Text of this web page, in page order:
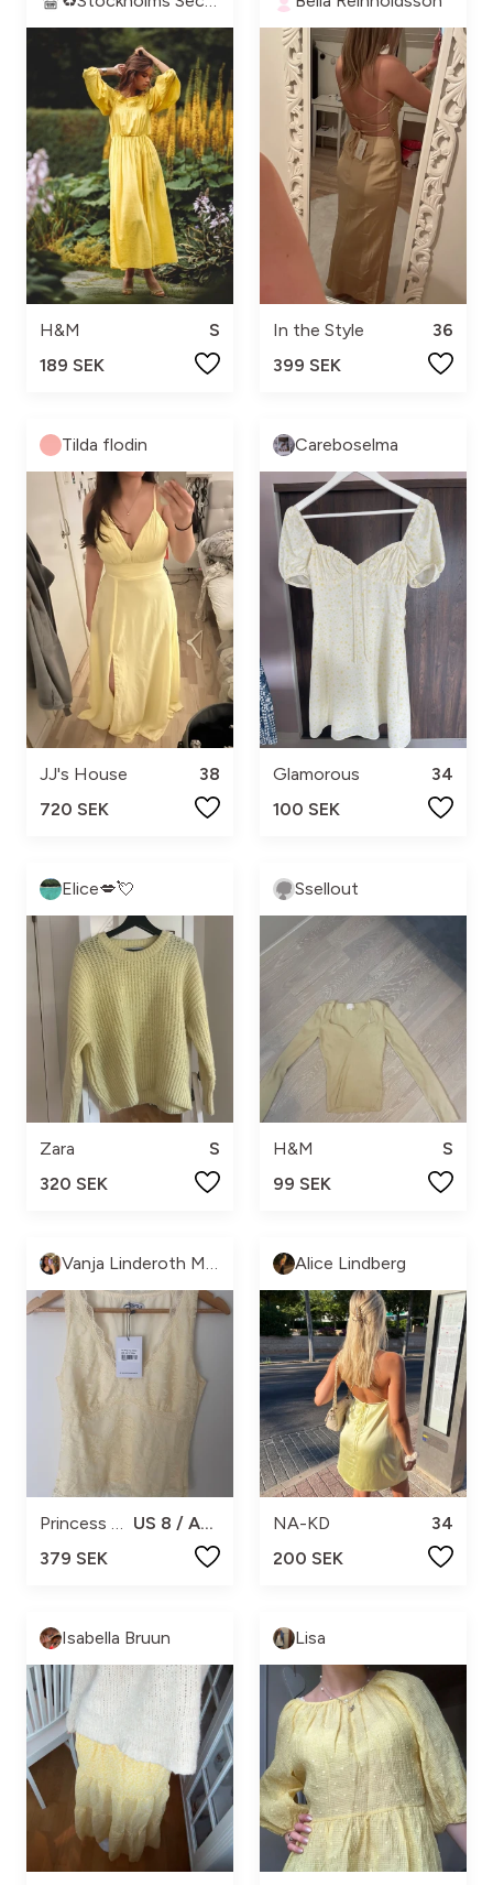
H&M
S
189 SEK
In the Style
36
399 SEK
Tilda flodin
JJ's House
38
720 SEK
Careboselma
Glamorous
34
100 SEK
Elice💋💘
Zara
S
320 SEK
Ssellout
H&M
S
99 SEK
US 8 / AU 12
379 SEK
Alice Lindberg
NA-KD
34
200 SEK
Isabella Bruun Lisa